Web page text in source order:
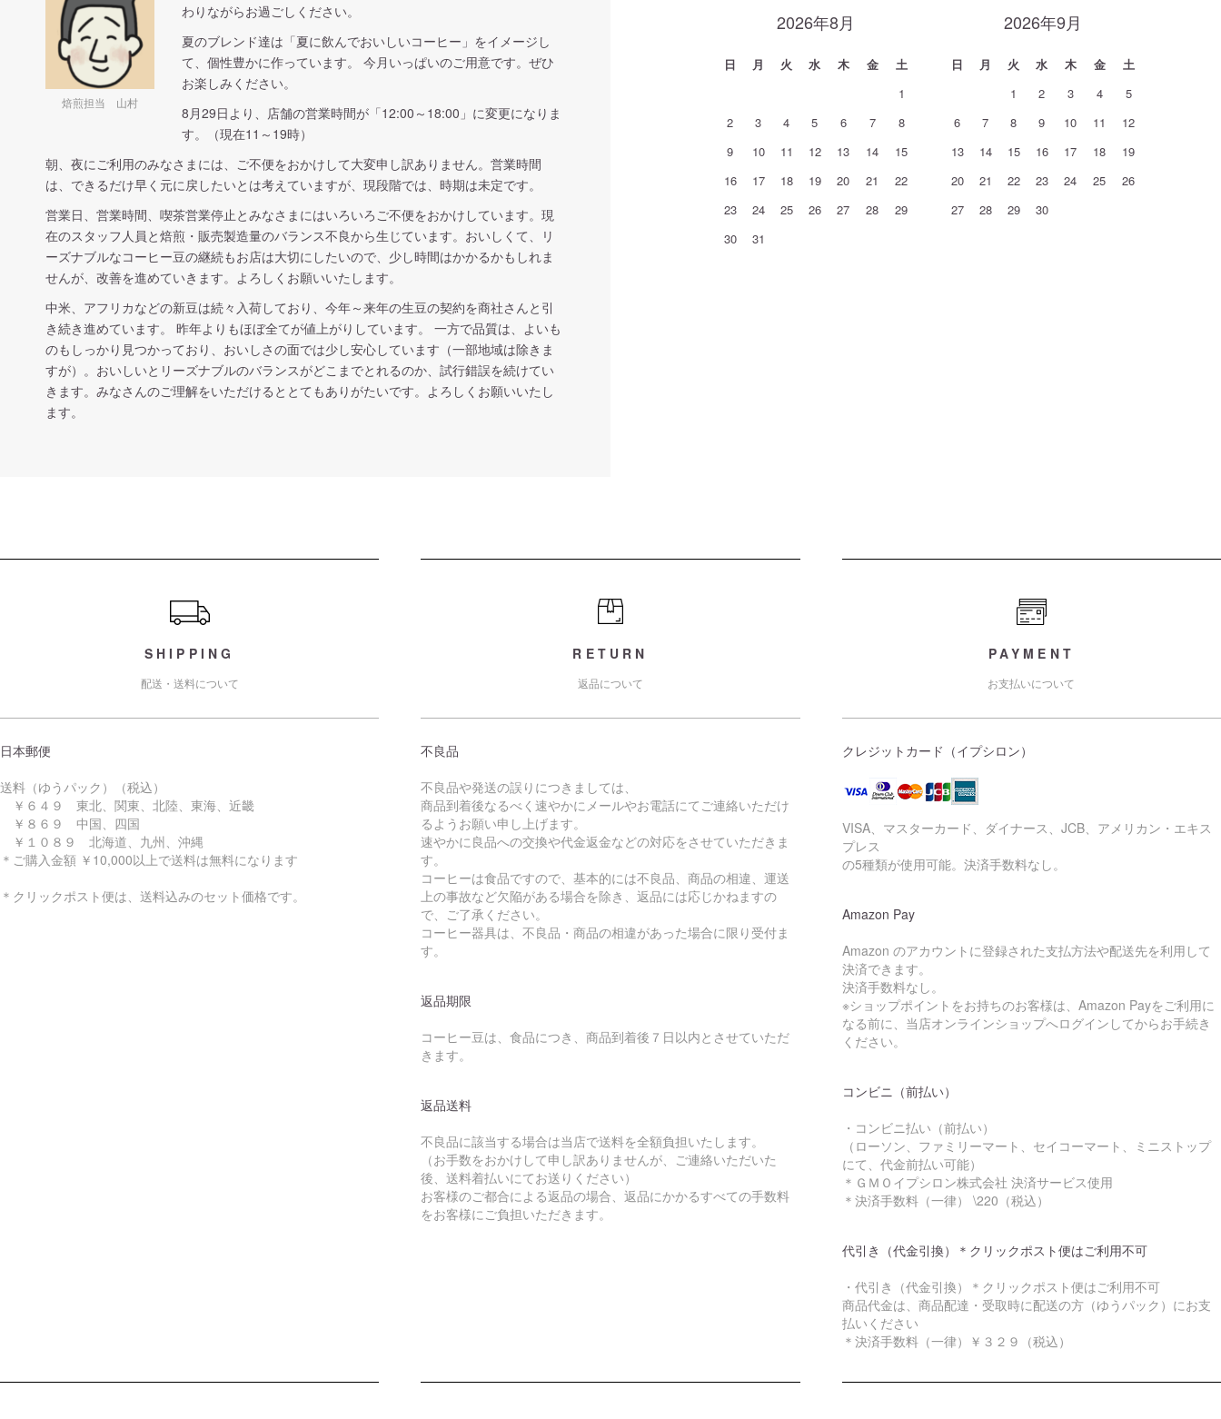
焙煎担当 山村
わりながらお過ごしください。
夏のブレンド達は「夏に飲んでおいしいコーヒー」をイメージし
て、個性豊かに作っています。 今月いっぱいのご用意です。ぜひ
お楽しみください。
8月29日より、店舗の営業時間が「12:00～18:00」に変更になりま
す。（現在11～19時）
朝、夜にご利用のみなさまには、ご不便をおかけして大変申し訳ありません。営業時間
は、できるだけ早く元に戻したいとは考えていますが、現段階では、時期は未定です。
営業日、営業時間、喫茶営業停止とみなさまにはいろいろご不便をおかけしています。現
在のスタッフ人員と焙煎・販売製造量のバランス不良から生じています。おいしくて、リ
ーズナブルなコーヒー豆の継続もお店は大切にしたいので、少し時間はかかるかもしれま
せんが、改善を進めていきます。よろしくお願いいたします。
中米、アフリカなどの新豆は続々入荷しており、今年～来年の生豆の契約を商社さんと引
き続き進めています。 昨年よりもほぼ全てが値上がりしています。 一方で品質は、よいも
のもしっかり見つかっており、おいしさの面では少し安心しています（一部地域は除きま
すが）。おいしいとリーズナブルのバランスがどこまでとれるのか、試行錯誤を続けてい
きます。みなさんのご理解をいただけるととてもありがたいです。よろしくお願いいたし
ます。
2026年8月
日 月 火 水 木 金
土
1
2
3 4 5 6 7
8
9
10 11 12 13 14
15
16
17 18 19 20 21
22
23
24 25 26 27 28
29
30
31
2026年9月
日 月 火 水 木 金
土
1
2 3 4
5
6
7 8 9 10 11
12
13
14 15 16 17 18
19
20
21 22 23 24 25
26
27
28 29 30
SHIPPING
配送・送料について
日本郵便
送料（ゆうパック）（税込）
￥６４９ 東北、関東、北陸、東海、近畿
￥８６９ 中国、四国
￥１０８９ 北海道、九州、沖縄
＊ご購入金額 ￥10,000以上で送料は無料になります
＊クリックポスト便は、送料込みのセット価格です。
RETURN
返品について
不良品
不良品や発送の誤りにつきましては、
商品到着後なるべく速やかにメールやお電話にてご連絡いただけ
るようお願い申し上げます。
速やかに良品への交換や代金返金などの対応をさせていただきま
す。
コーヒーは食品ですので、基本的には不良品、商品の相違、運送
上の事故など欠陥がある場合を除き、返品には応じかねますの
で、ご了承ください。
コーヒー器具は、不良品・商品の相違があった場合に限り受付ま
す。
返品期限
コーヒー豆は、食品につき、商品到着後７日以内とさせていただ
きます。
返品送料
不良品に該当する場合は当店で送料を全額負担いたします。
（お手数をおかけして申し訳ありませんが、ご連絡いただいた
後、送料着払いにてお送りください）
お客様のご都合による返品の場合、返品にかかるすべての手数料
をお客様にご負担いただきます。
PAYMENT
お支払いについて
クレジットカード（イプシロン）
VISA、マスターカード、ダイナース、JCB、アメリカン・エキス
プレス
の5種類が使用可能。決済手数料なし。
Amazon Pay
Amazon のアカウントに登録された支払方法や配送先を利用して
決済できます。
決済手数料なし。
※ショップポイントをお持ちのお客様は、Amazon Payをご利用に
なる前に、当店オンラインショップへログインしてからお手続き
ください。
コンビニ（前払い）
・コンビニ払い（前払い）
（ローソン、ファミリーマート、セイコーマート、ミニストップ
にて、代金前払い可能）
＊ＧＭＯイプシロン株式会社 決済サービス使用
＊決済手数料（一律） \220（税込）
代引き（代金引換）＊クリックポスト便はご利用不可
・代引き（代金引換）＊クリックポスト便はご利用不可
商品代金は、商品配達・受取時に配送の方（ゆうパック）にお支
払いください
＊決済手数料（一律）￥３２９（税込）